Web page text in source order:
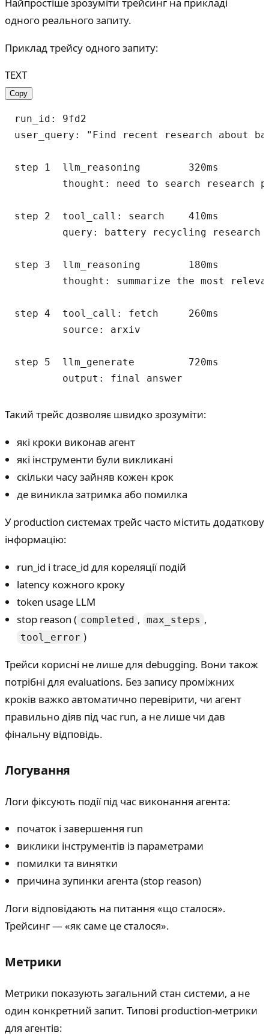
одного реального запиту.
Приклад трейсу одного запиту:
TEXT
Copy
run_id: 9fd2
user_query: "Find recent research about
step 1  llm_reasoning        320ms
thought: need to search research
step 2  tool_call: search    410ms
query: battery recycling research
step 3  llm_reasoning        180ms
thought: summarize the most
step 4  tool_call: fetch     260ms
        source: arxiv
step 5  llm_generate         720ms
Такий трейс дозволяє швидко зрозуміти:
які кроки виконав агент
які інструменти були викликані
скільки часу зайняв кожен крок
де виникла затримка або помилка
У production системах трейс часто містить додаткову
інформацію:
run_id і trace_id для кореляції подій
latency кожного кроку
token usage LLM
stop reason ( completed , max_steps ,
tool_error )
Трейси корисні не лише для debugging. Вони також
потрібні для evaluations. Без запису проміжних
кроків важко автоматично перевірити, чи агент
правильно діяв під час run, а не лише чи дав
фінальну відповідь.
Логування
Логи фіксують події під час виконання агента:
початок і завершення run
виклики інструментів із параметрами
помилки та винятки
причина зупинки агента (stop reason)
Логи відповідають на питання «що сталося».
Трейсинг — «як саме це сталося».
Метрики
Метрики показують загальний стан системи, а не
один конкретний запит. Типові production-метрики
для агентів: